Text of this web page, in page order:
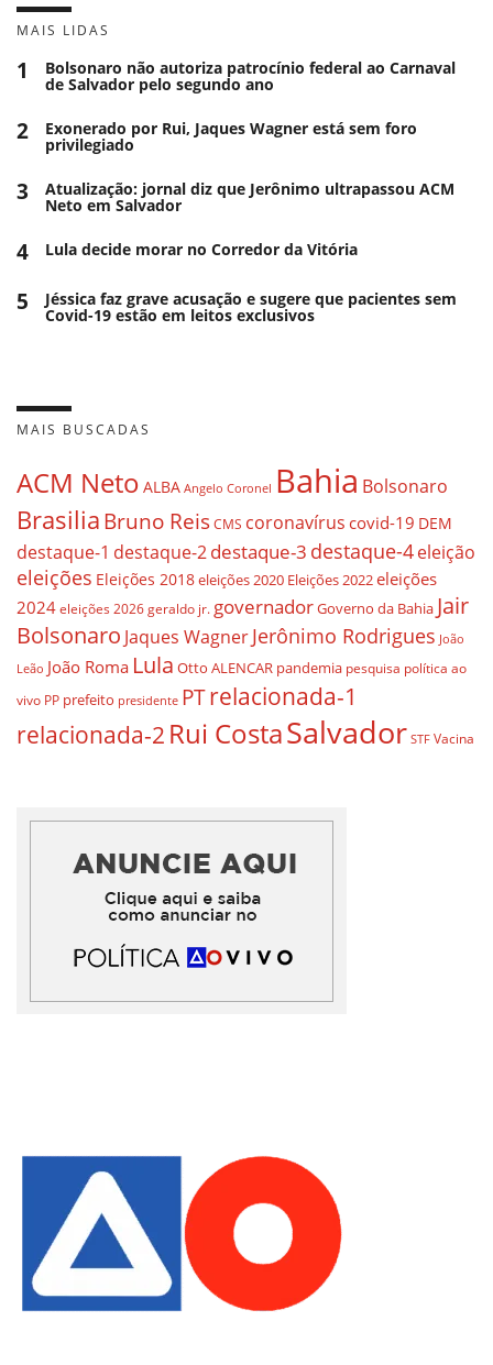
MAIS LIDAS
1 Bolsonaro não autoriza patrocínio federal ao Carnaval
de Salvador pelo segundo ano
2 Exonerado por Rui, Jaques Wagner está sem foro
privilegiado
3 Atualização: jornal diz que Jerônimo ultrapassou ACM
Neto em Salvador
4 Lula decide morar no Corredor da Vitória
5 Jéssica faz grave acusação e sugere que pacientes sem
Covid-19 estão em leitos exclusivos
MAIS BUSCADAS
ACM Neto ALBA Angelo Coronel Bahia Bolsonaro
BrasiliaBruno ReisCMS coronavírus covid-19 DEM
destaque-1 destaque-2destaque-3 destaque-4eleição
eleições Eleições 2018eleições 2020 Eleições 2022eleições
2024 eleições 2026 geraldo jr. governadorGoverno da Bahia Jair
Bolsonaro Jaques WagnerJerônimo Rodrigues João
Leão João Roma Lula Otto ALENCAR pandemia pesquisa política ao
vivo PP prefeito presidente PTrelacionada-1
relacionada-2 Rui CostaSalvador STF Vacina